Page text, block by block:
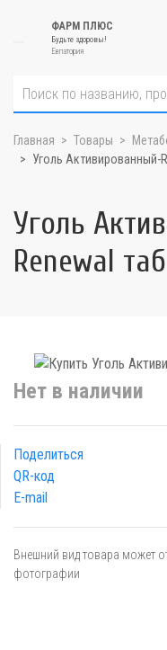
ФАРМ ПЛЮС
Будьте здоровы!
Евпатория
Главная Товары
Уголь Активированный-
Уголь
Renewal
Нет в наличии
Поделиться
QR-код
E-mail
Внешний вид товара может
фотографии